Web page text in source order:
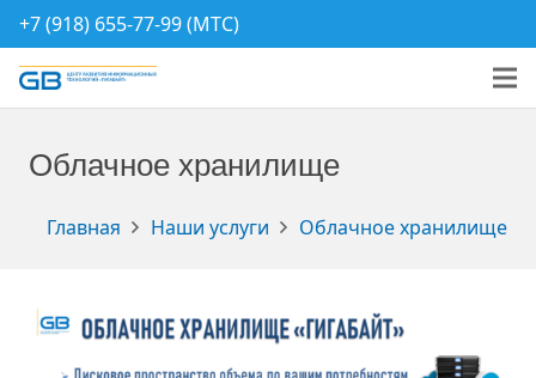
+7 (918) 655-77-99 (МТС)
Облачное хранилище
Главная Наши услуги Облачное хранилище